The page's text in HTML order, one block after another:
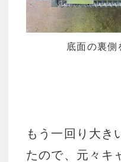
底面の裏
もう一回り大き
たので、元々キ